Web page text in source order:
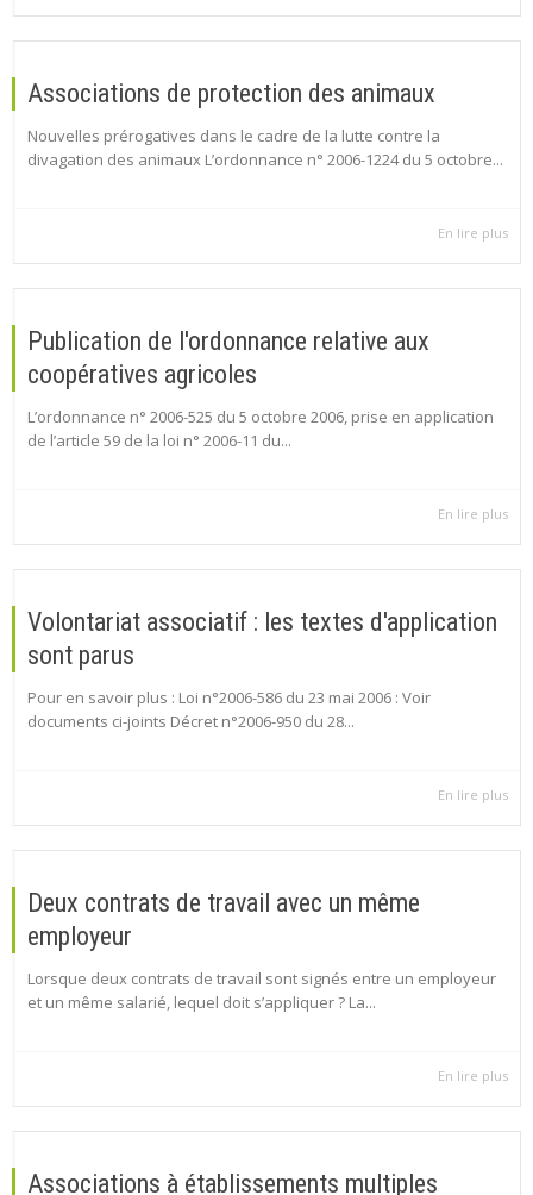
Associations de protection des animaux
Nouvelles prérogatives dans le cadre de la lutte contre la
divagation des animaux L’ordonnance n° 2006-1224 du 5 octobre...
En lire plus
Publication de l'ordonnance relative aux
coopératives agricoles
L’ordonnance n° 2006-525 du 5 octobre 2006, prise en application
de l’article 59 de la loi n° 2006-11 du...
En lire plus
Volontariat associatif : les textes d'application
sont parus
Pour en savoir plus : Loi n°2006-586 du 23 mai 2006 : Voir
documents ci-joints Décret n°2006-950 du 28...
En lire plus
Deux contrats de travail avec un même
employeur
Lorsque deux contrats de travail sont signés entre un employeur
et un même salarié, lequel doit s’appliquer ? La...
En lire plus
Associations à établissements multiples